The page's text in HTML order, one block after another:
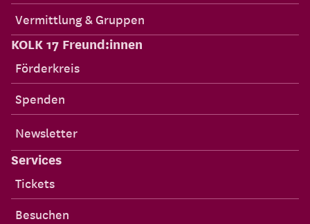
Vermittlung & Gruppen
KOLK 17 Freund:innen
Förderkreis
Spenden
Newsletter
Services
Tickets
Besuchen